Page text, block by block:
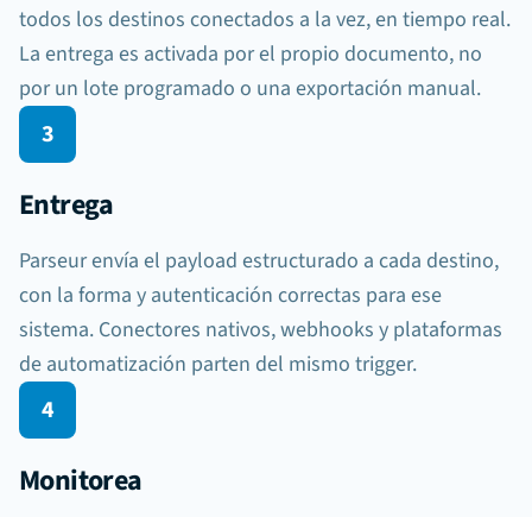
Webhook
document.processed
todos los destinos conectados a la vez, en tiempo real.
La entrega es activada por el propio documento, no
por un lote programado o una exportación manual.
3
Entrega
Parseur envía el payload estructurado a cada destino,
con la forma y autenticación correctas para ese
sistema. Conectores nativos, webhooks y plataformas
de automatización parten del mismo trigger.
invoice_no
total
4
Monitorea